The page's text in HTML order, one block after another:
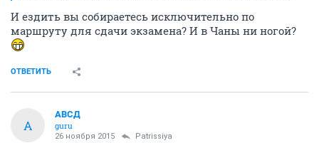
И ездить вы собираетесь исключительно по
маршруту для сдачи экзамена? И в Чаны ни ногой?
ОТВЕТИТЬ
А
АВСД
guru
26 ноября 2015 Patrissiya